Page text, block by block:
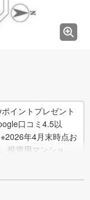
イントプレゼント
口コミ4.5以
年4月末時点お
投資用マンション